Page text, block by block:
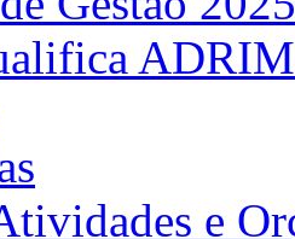
e